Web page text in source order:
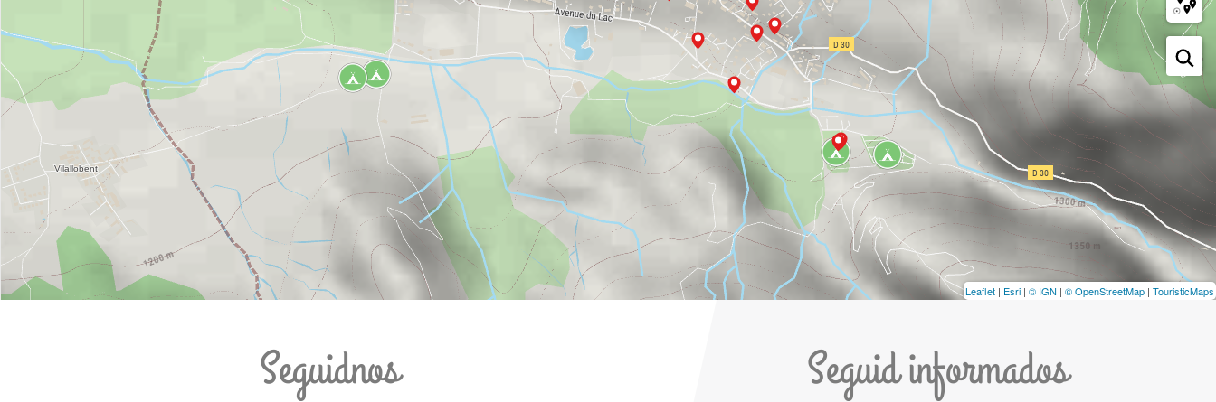
Leaflet | Esri | © IGN | © OpenStreetMap | TouristicMaps
Seguidnos Seguid informados